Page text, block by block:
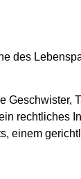
des
Geschwister,
rechtliches
einem